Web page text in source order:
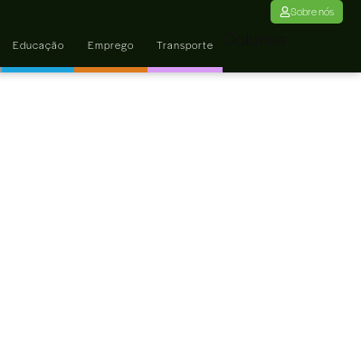
Educação Emprego Transporte
Sobre nós